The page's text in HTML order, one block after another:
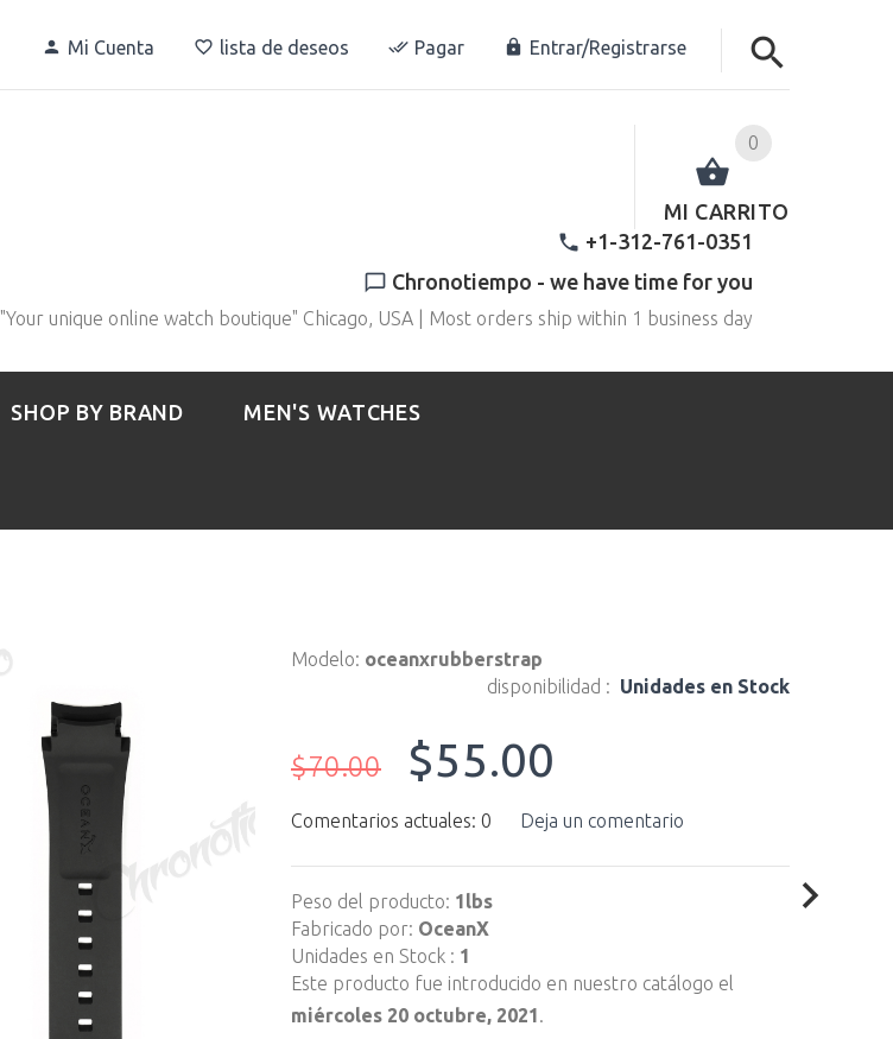
Mi Cuenta lista de deseos Pagar Entrar/Registrarse
0
MI CARRITO
+1-312-761-0351
Chronotiempo - we have time for you
"Your unique online watch boutique" Chicago, USA | Most orders ship within 1 business day
SHOP BY BRAND MEN'S WATCHES
Modelo: oceanxrubberstrap
disponibilidad : Unidades en Stock
$70.00 $55.00
Comentarios actuales: 0 Deja un comentario
Peso del producto: 1lbs
Fabricado por: OceanX
Unidades en Stock : 1
Este producto fue introducido en nuestro catálogo el
miércoles 20 octubre, 2021.